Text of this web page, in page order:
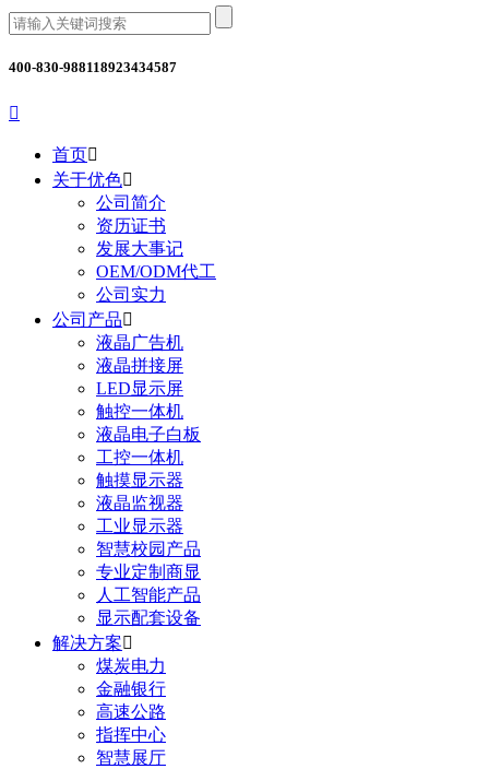
400-830-988118923434587

首页
关于优色
公司简介
资历证书
发展大事记
OEM/ODM代工
公司实力
公司产品
液晶广告机
液晶拼接屏
LED显示屏
触控一体机
液晶电子白板
工控一体机
触摸显示器
液晶监视器
工业显示器
智慧校园产品
专业定制商显
人工智能产品
显示配套设备
解决方案
煤炭电力
金融银行
高速公路
指挥中心
智慧展厅